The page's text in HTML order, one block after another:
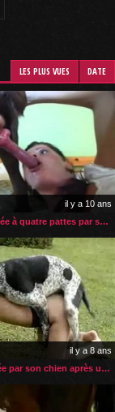
LES PLUS VUES DATE
il y a 10 ans
Amatrice niquée à quatre pattes par son chien
il y a 8 ans
Blonde enculée par son chien après une bonne levrette